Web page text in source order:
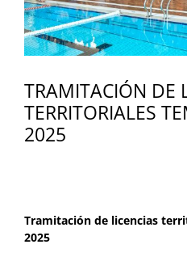
TRAMITACIÓN DE
TERRITORIALES
2025
Tramitación de licencias
2025